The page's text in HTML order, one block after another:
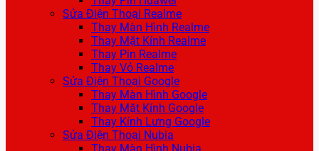
Sửa Điện Thoại Realme
Thay Màn Hình Realme
Thay Mặt Kính Realme
Thay Pin Realme
Thay Vỏ Realme
Sửa Điện Thoại Google
Thay Màn Hình Google
Thay Mặt Kính Google
Thay Kính Lưng Google
Sửa Điện Thoại Nubia